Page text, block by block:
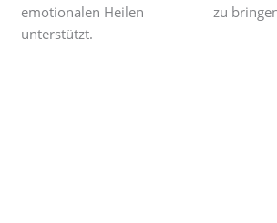
emotionalen Heilen
unterstützt.
zu